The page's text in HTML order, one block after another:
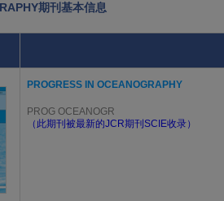
期刊基本信息
PROGRESS IN OCEANOGRAPHY
PROG OCEANOGR
（此期刊被最新的JCR期刊SCIE收录）